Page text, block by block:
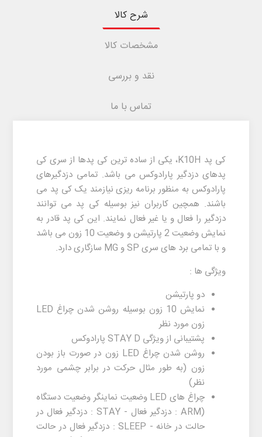
شرح کالا
مشخصات کالا
نقد و بررسی
تماس با ما
کی پد K10H، یکی از ساده ترین کی پدها از سری کی
پدهای دزدگیر پارادوکس می باشد. تمامی دزدگیرهای
پارادوکس به منظور برنامه ریزی نیازمند یک کی پد می
باشند. همچین کاربران نیز بوسیله کی پد می توانند
دزدگیر را فعال و یا غیر فعال نمایند. این کی پد قادر به
نمایش وضعیت 2 پارتیشن و وضعیت 10 زون می باشد
و با تمامی برد های سری SP و MG سازگاری دارد.
ویژگی ها :
دو پارتیشن
نمایش 10 زون بوسیله روشن شدن چراغ LED
زون مورد نظر
پشتیبانی از ویژگی STAY D پارادوکس
روشن شدن چراغ LED زون در صورت باز بودن
زون (به طور مثال حرکت در برابر چشمی مورد
نظر)
چراغ های LED وضعیت نماینگر وضعیت دستگاه
(ARM : دزدگیر فعال - STAY : دزدگیر فعال در
حالت در خانه - SLEEP : دزدگیر فعال در حالت